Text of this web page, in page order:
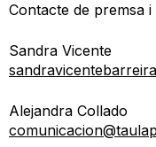
Contacte de premsa i
Sandra Vicente
Alejandra Collado